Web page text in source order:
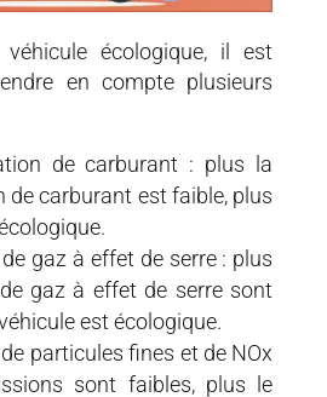
écologique, il est
en compte plusieurs
de carburant : plus la
carburant est faible, plus
gaz à effet de serre : plus
gaz à effet de serre sont
est écologique.
particules fines et de NOx
sont faibles, plus le